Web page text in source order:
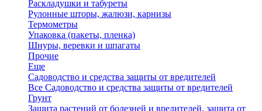
Раскладушки и табуреты
Рулонные шторы, жалюзи, карнизы
Термометры
Упаковка (пакеты, пленка)
Шнуры, веревки и шпагаты
Прочие
Еще
Садоводство и средства защиты от вредителей
Все Садоводство и средства защиты от вредителей
Грунт
Защита растений от болезней и вредителей, защита от